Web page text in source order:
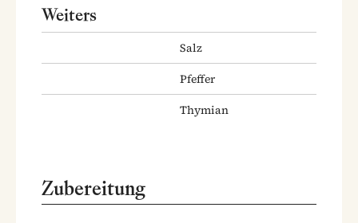
Weiters
Salz
Pfeffer
Thymian
Zubereitung